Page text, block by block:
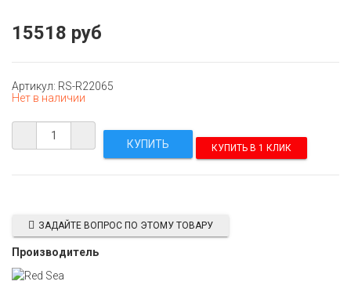
15518 руб
Артикул: RS-R22065
Нет в наличии
КУПИТЬ В 1 КЛИК
ЗАДАЙТЕ ВОПРОС ПО ЭТОМУ ТОВАРУ
Производитель